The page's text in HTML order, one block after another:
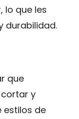
lo que les
durabilidad.
que
y
estilos de